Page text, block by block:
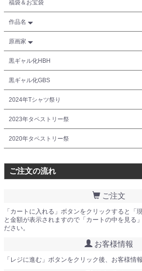
福袋＆お宝袋
作品名
原画家
黒ギャル化HBH
黒ギャル化GBS
2024年Tシャツ祭り
2023年タペストリー祭
2020年タペストリー祭
ご注文の流れ
ご注文
「カートに入れる」ボタンをクリックすると「
と金額が表示されますので「カートの中を見る
ださい。
お客様情報
「レジに進む」ボタンをクリック後、お客様情